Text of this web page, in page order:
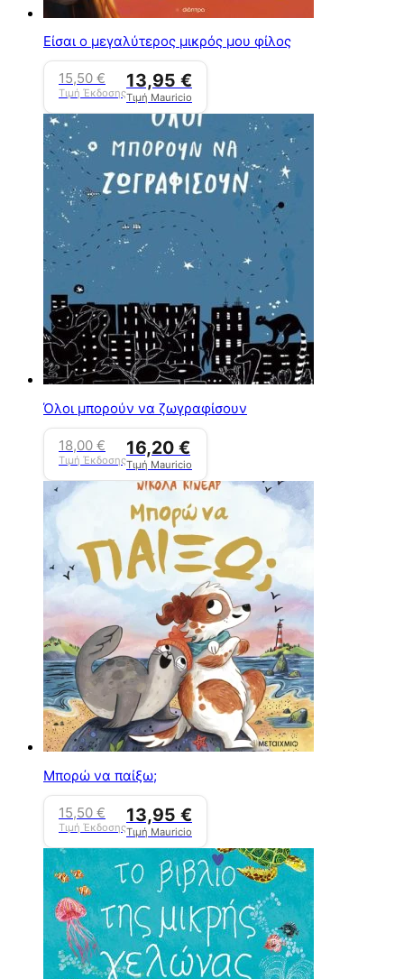
Είσαι ο μεγαλύτερος μικρός μου φίλος
15,50 €
Τιμή Έκδοσης
13,95 €
Τιμή Mauricio
Όλοι μπορούν να ζωγραφίσουν
18,00 €
Τιμή Έκδοσης
16,20 €
Τιμή Mauricio
Μπορώ να παίξω;
15,50 €
Τιμή Έκδοσης
13,95 €
Τιμή Mauricio